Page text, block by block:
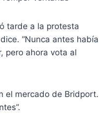
tarde a la protesta
“Nunca antes había
pero ahora vota al
el mercado de Bridport.